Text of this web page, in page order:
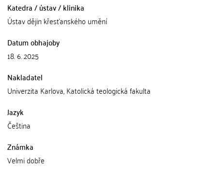
Katedra / ústav / klinika
Ústav dějin křesťanského umění
Datum obhajoby
18. 6. 2025
Nakladatel
Univerzita Karlova, Katolická teologická fakulta
Jazyk
Čeština
Známka
Velmi dobře